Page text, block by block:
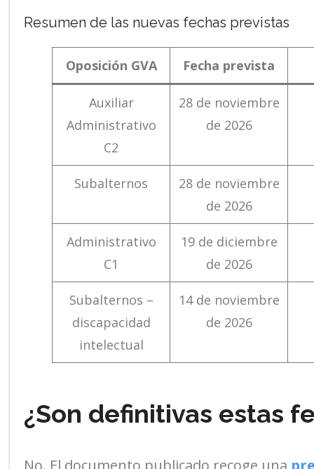
Resumen de las nuevas fechas previstas
Oposición GVA Fecha prevista
Auxiliar
Administrativo
C2
28 de noviembre
de 2026
Subalternos
28 de noviembre
de 2026
Administrativo
C1
19 de diciembre
de 2026
Subalternos –
discapacidad
intelectual
14 de noviembre
de 2026
¿Son definitivas estas
No. El documento publicado recoge una